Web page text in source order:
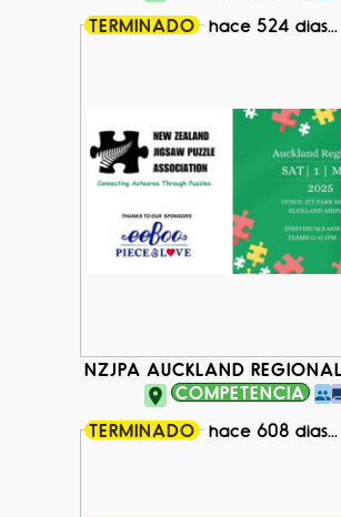
TERMINADO
hace 524 dias...
NZJPA AUCKLAND
COMPETENCIA
TERMINADO
hace 608 dias...